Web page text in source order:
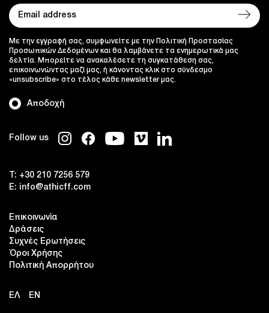
Follow us
T: +30 210 7256 579
E: info@athicff.com
Επικοινωνία
Δράσεις
Συχνές Ερωτήσεις
Όροι Χρήσης
Πολιτική Απορρήτου
ΕΛ EN
Αποδοχή
Με την εγγραφή σας, συμφωνείτε με την Πολιτική Προστασίας
Προσωπικών Δεδομένων και θα λαμβάνετε τα ενημερωτικά μας
δελτία. Μπορείτε να ανακαλέσετε τη συγκατάθεση σας,
επικοινωνώντας μαζί μας, ή κάνοντας κλικ στο σύνδεσμο
«unsubscribe» στο τέλος κάθε newsletter μας.